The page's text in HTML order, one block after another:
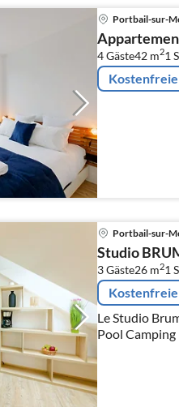
Portbail-sur-
4 Gäste42 m21
Portbail-sur-
Studio
3 Gäste26 m21
Le Studio Brume - Im Herzen von Port-bail -
Pool Camping